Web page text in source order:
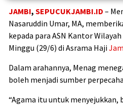
JAMBI, SEPUCUKJAMBI.ID –
Nasaruddin Umar, MA,
kepada para ASN Kantor Wilayah
Minggu (29/6) di Asrama Haji
Dalam arahannya, Menag
boleh menjadi sumber
“Agama itu untuk menyejukkan,